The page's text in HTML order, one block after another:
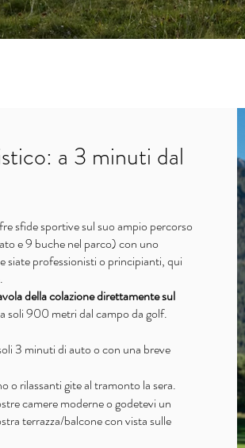
a 3 minuti dal
sfide sportive sul suo ampio percorso
e 9 buche nel parco) con uno
siate professionisti o principianti, qui
della colazione direttamente sul
soli 900 metri dal campo da golf.
3 minuti di auto o con una breve
o rilassanti gite al tramonto la sera.
camere moderne o godetevi un
terrazza/balcone con vista sulle